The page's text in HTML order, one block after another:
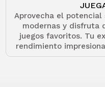
Aprovecha el
modernas y disfruta
juegos favoritos. Tu
rendimiento